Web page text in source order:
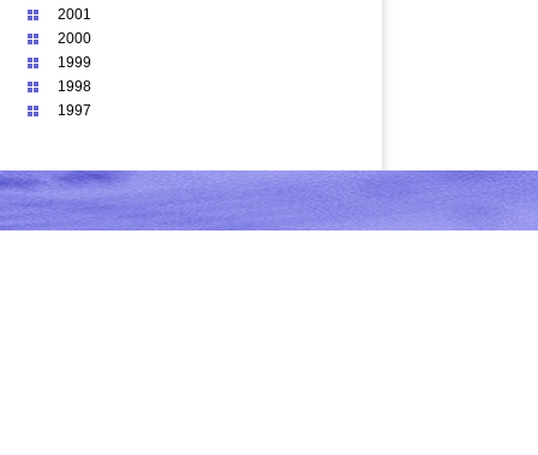
2001
2000
1999
1998
1997